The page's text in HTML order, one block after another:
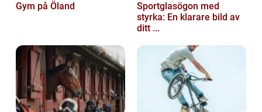
Gym på Öland
Sportglasögon med
styrka: En klarare bild av
ditt ...